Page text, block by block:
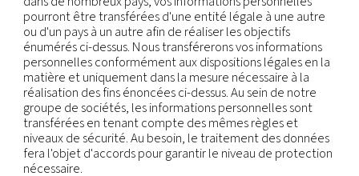
compris pour répondre aux exigences de sécurité
nationale ou d'application de la loi, y compris
agences et les tribunaux des pays où nous
activités. En vertu de la loi en vigueur, nous
également divulguer ces informations à des tiers
(notamment des conseillers juridiques) lorsque
nécessaire à la constatation, à l'exercice ou à la
d'un droit en justice, ou pour faire valoir nos
autre manière, pour protéger nos droits ou notre